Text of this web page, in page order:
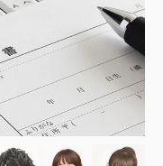
す）株式会社スズキベンチレータ
ー
せ）積水化学工業株式会社
た）高島株式会社
た）ダイニック・ジュノ株式会社